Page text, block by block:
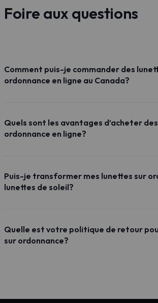
Foire aux questions
Comment puis-je commander des
ordonnance en ligne au Canada?
Quels sont les avantages d’acheter
ordonnance en ligne?
Puis-je transformer mes lunettes sur
lunettes de soleil?
Quelle est votre politique de retour
sur ordonnance?